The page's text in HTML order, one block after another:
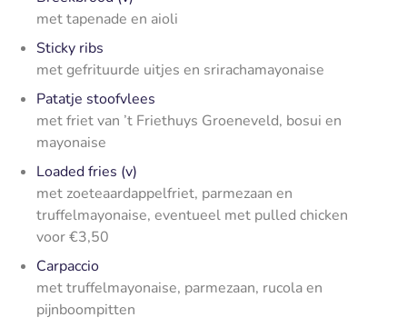
met tapenade en aioli
Sticky ribs
met gefrituurde uitjes en srirachamayonaise
Patatje stoofvlees
met friet van ’t Friethuys Groeneveld, bosui en
mayonaise
Loaded fries (v)
met zoeteaardappelfriet, parmezaan en
truffelmayonaise, eventueel met pulled chicken
voor €3,50
Carpaccio
met truffelmayonaise, parmezaan, rucola en
pijnboompitten